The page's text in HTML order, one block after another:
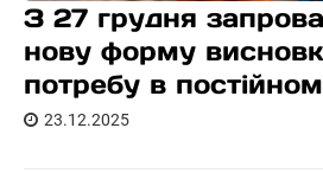
З 27 грудня
нову форму
потребу в
23.12.2025